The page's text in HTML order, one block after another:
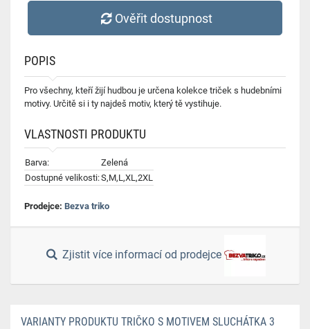
Ověřit dostupnost
POPIS
Pro všechny, kteří žijí hudbou je určena kolekce triček s hudebními
motivy. Určitě si i ty najdeš motiv, který tě vystihuje.
VLASTNOSTI PRODUKTU
Barva:
Zelená
Dostupné velikosti:S,M,L,XL,2XL
Prodejce: Bezva triko
Zjistit více informací od prodejce
VARIANTY PRODUKTU TRIČKO S MOTIVEM SLUCHÁTKA 3